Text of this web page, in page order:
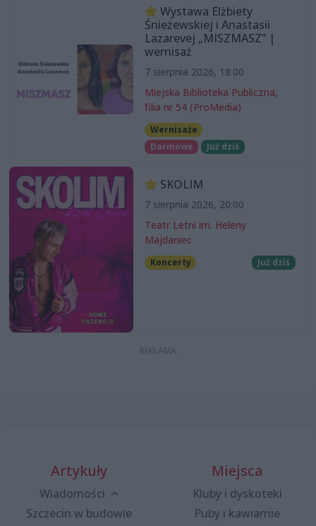
Wystawa Elżbiety
Śnieżewskiej i Anastasii
Lazarevej „MISZMASZ” |
wernisaż
7 sierpnia 2026, 18:00
Miejska Biblioteka Publiczna,
filia nr 54 (ProMedia)
Wernisaże
Darmowe
Już dziś
SKOLIM
7 sierpnia 2026, 20:00
Teatr Letni im. Heleny
Majdaniec
Koncerty Już dziś
Artykuły
Wiadomości
Szczecin w budowie
Miejsca
Kluby i dyskoteki
Puby i kawiarnie